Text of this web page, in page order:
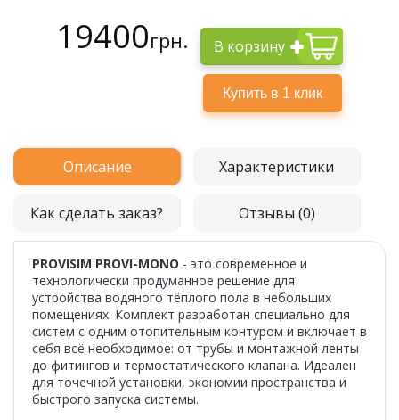
19400грн. В корзину
Описание Характеристики
Как сделать заказ? Отзывы (0)
PROVISIM PROVI-MONO - это современное и
технологически продуманное решение для
устройства водяного тёплого пола в небольших
помещениях. Комплект разработан специально для
систем с одним отопительным контуром и включает в
себя всё необходимое: от трубы и монтажной ленты
до фитингов и термостатического клапана. Идеален
для точечной установки, экономии пространства и
быстрого запуска системы.